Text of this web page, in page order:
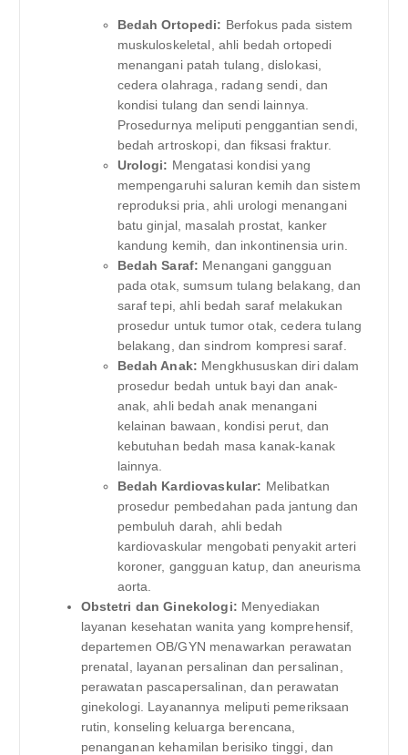
Bedah Ortopedi: Berfokus pada sistem
muskuloskeletal, ahli bedah ortopedi
menangani patah tulang, dislokasi,
cedera olahraga, radang sendi, dan
kondisi tulang dan sendi lainnya.
Prosedurnya meliputi penggantian sendi,
bedah artroskopi, dan fiksasi fraktur.
Urologi: Mengatasi kondisi yang
mempengaruhi saluran kemih dan sistem
reproduksi pria, ahli urologi menangani
batu ginjal, masalah prostat, kanker
kandung kemih, dan inkontinensia urin.
Bedah Saraf: Menangani gangguan
pada otak, sumsum tulang belakang, dan
saraf tepi, ahli bedah saraf melakukan
prosedur untuk tumor otak, cedera tulang
belakang, dan sindrom kompresi saraf.
Bedah Anak: Mengkhususkan diri dalam
prosedur bedah untuk bayi dan anak-
anak, ahli bedah anak menangani
kelainan bawaan, kondisi perut, dan
kebutuhan bedah masa kanak-kanak
lainnya.
Bedah Kardiovaskular: Melibatkan
prosedur pembedahan pada jantung dan
pembuluh darah, ahli bedah
kardiovaskular mengobati penyakit arteri
koroner, gangguan katup, dan aneurisma
aorta.
Obstetri dan Ginekologi: Menyediakan
layanan kesehatan wanita yang komprehensif,
departemen OB/GYN menawarkan perawatan
prenatal, layanan persalinan dan persalinan,
perawatan pascapersalinan, dan perawatan
ginekologi. Layanannya meliputi pemeriksaan
rutin, konseling keluarga berencana,
penanganan kehamilan berisiko tinggi, dan